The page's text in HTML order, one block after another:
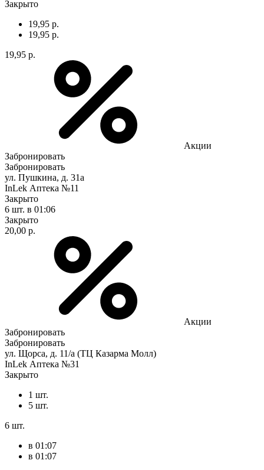
Закрыто
19,95 р.
19,95 р.
19,95 р.
Акции
Забронировать
Забронировать
ул. Пушкина, д. 31а
InLek Аптека №11
Закрыто
6 шт. в 01:06
Закрыто
20,00 р.
Акции
Забронировать
Забронировать
ул. Щорса, д. 11/а (ТЦ Казарма Молл)
InLek Аптека №31
Закрыто
1 шт.
5 шт.
6 шт.
в 01:07
в 01:07